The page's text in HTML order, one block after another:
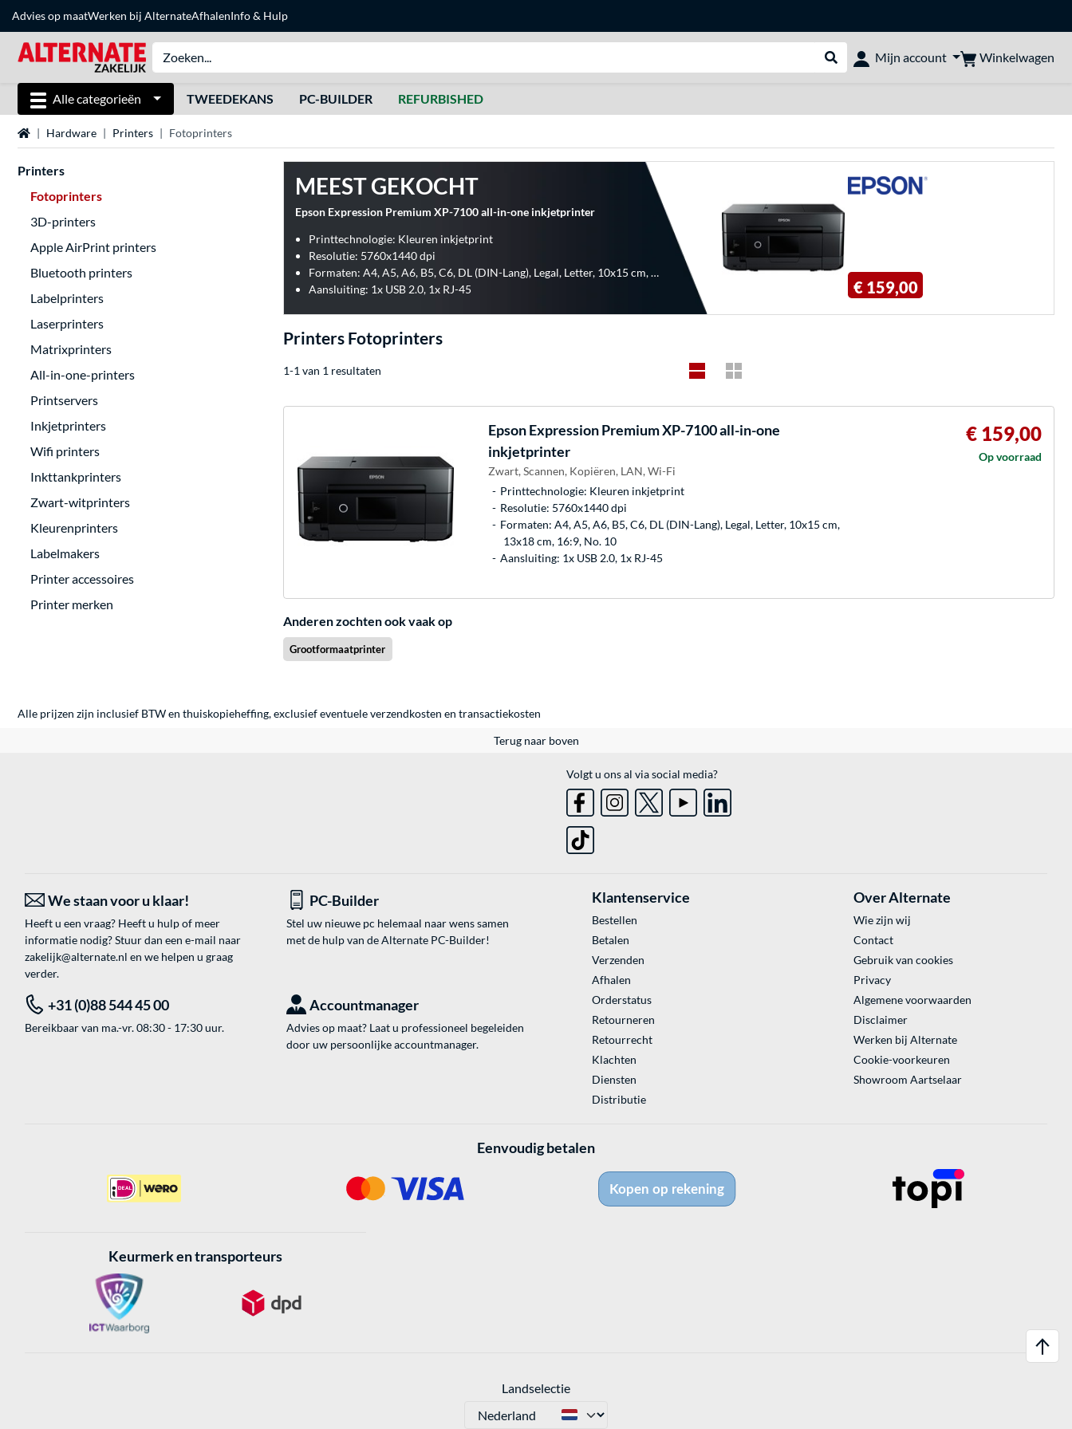
Advies op maatWerken bij AlternateAfhalenInfo & Hulp
Webshop doorzoeken
Mijn account Winkelwagen
Alle categorieën TWEEDEKANS PC-BUILDER REFURBISHED
Home Hardware Printers Fotoprinters
Printers
Fotoprinters
3D-printers
Apple AirPrint printers
Bluetooth printers
Labelprinters
Laserprinters
Matrixprinters
All-in-one-printers
Printservers
Inkjetprinters
Wifi printers
Inkttankprinters
Zwart-witprinters
Kleurenprinters
Labelmakers
Printer accessoires
Printer merken
MEEST GEKOCHT
Epson Expression Premium XP-7100 all-in-one inkjetprinter
Printtechnologie: Kleuren inkjetprint
Resolutie: 5760x1440 dpi
Formaten: A4, A5, A6, B5, C6, DL (DIN-Lang), Legal, Letter, 10x15 cm, 13x18 cm, 16:9, No. 10
Aansluiting: 1x USB 2.0, 1x RJ-45
€ 159,00
Printers Fotoprinters
1-1 van 1 resultaten
EpsonExpression Premium XP-7100 all-in-one
inkjetprinter
Zwart, Scannen, Kopiëren, LAN, Wi-Fi
Printtechnologie: Kleuren inkjetprint
Resolutie: 5760x1440 dpi
Formaten: A4, A5, A6, B5, C6, DL (DIN-Lang), Legal, Letter, 10x15 cm,
13x18 cm, 16:9, No. 10
Aansluiting: 1x USB 2.0, 1x RJ-45
€ 159,00
Op voorraad
Anderen zochten ook vaak op
Grootformaatprinter
Alle prijzen zijn inclusief BTW en thuiskopieheffing, exclusief eventueleverzendkosten en transactiekosten
Terug naar boven
Volgt u ons al via social media?
We staan voor u klaar!
Heeft u een vraag? Heeft u hulp of meer
informatie nodig? Stuur dan een e-mail naar
zakelijk@alternate.nl en we helpen u graag
verder.
PC-Builder
Stel uw nieuwe pc helemaal naar wens samen
met de hulp van de Alternate PC-Builder!
+31 (0)88 544 45 00
Bereikbaar van ma.-vr. 08:30 - 17:30 uur.
Accountmanager
Advies op maat? Laat u professioneel begeleiden
door uw persoonlijke accountmanager.
Klantenservice
Bestellen
Betalen
Verzenden
Afhalen
Orderstatus
Retourneren
Retourrecht
Klachten
Diensten
Distributie
Over Alternate
Wie zijn wij
Contact
Gebruik van cookies
Privacy
Algemene voorwaarden
Disclaimer
Werken bij Alternate
Cookie-voorkeuren
Showroom Aartselaar
Eenvoudig betalen
Keurmerk en transporteurs
Landselectie